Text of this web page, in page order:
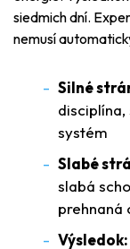
siedmich dní.
nemusí
Silné
disciplína,
systém
Slabé
slabá
prehnaná
Výsledok: